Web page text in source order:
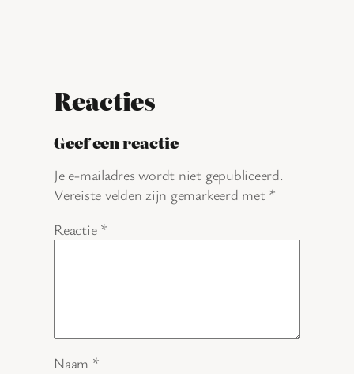
Reacties
Geef een reactie
Je e-mailadres wordt niet gepubliceerd.
Vereiste velden zijn gemarkeerd met *
Reactie *
Naam *